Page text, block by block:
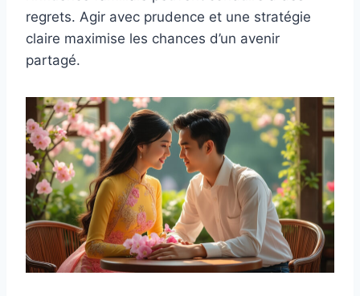
regrets. Agir avec prudence et une stratégie
claire maximise les chances d’un avenir
partagé.